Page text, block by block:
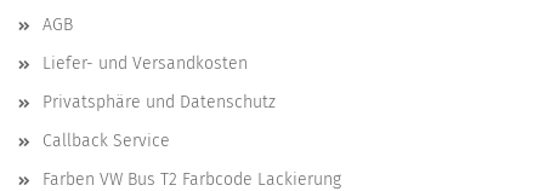
AGB
Liefer- und Versandkosten
Privatsphäre und Datenschutz
Callback Service
Farben VW Bus T2 Farbcode Lackierung